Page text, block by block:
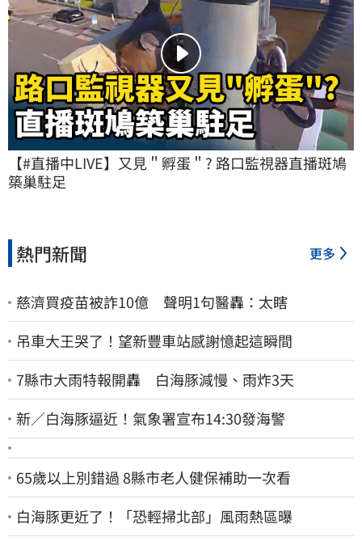
【#直播中LIVE】又見＂孵蛋＂? 路口監視器直播斑鳩
築巢駐足
熱門新聞 更多
慈濟買疫苗被詐10億 聲明1句醫轟：太瞎
吊車大王哭了！望新豐車站感謝憶起這瞬間
7縣市大雨特報開轟 白海豚減慢、雨炸3天
新／白海豚逼近！氣象署宣布14:30發海警
65歲以上別錯過 8縣市老人健保補助一次看
白海豚更近了！「恐輕掃北部」風雨熱區曝